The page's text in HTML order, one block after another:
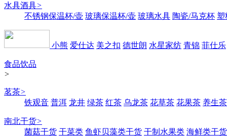
水具酒具>
不锈钢保温杯/壶 玻璃保温杯/壶 玻璃水具 陶瓷/马克杯 塑
小熊 爱仕达 美之扣 德世朗 水星家纺 青锦 菲仕乐
食品饮品
>
茗茶>
铁观音 普洱 龙井 绿茶 红茶 乌龙茶 花草茶 花果茶 养生茶
南北干货>
菌菇干货 干菜类 鱼虾贝藻类干货 干制水果类 海鲜类干货